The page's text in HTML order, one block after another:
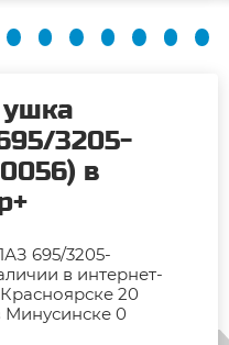
ушка
3205-
в
695/3205-
в интернет-
20
Минусинске 0